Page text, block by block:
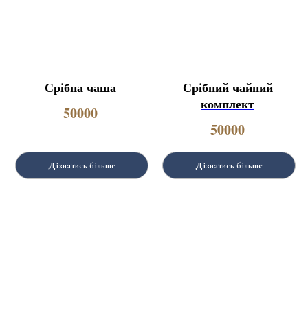
Срібна чаша
50000
Дізнатись більше
Срібний чайний
комплект
50000
Дізнатись більше